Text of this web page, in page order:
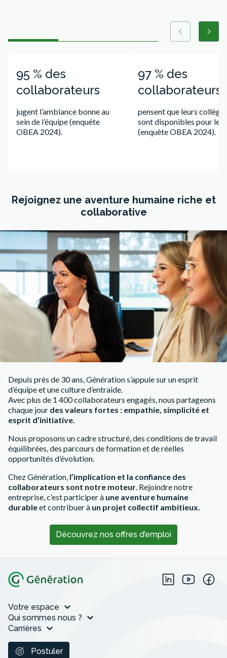
Diapositive numéro 1
Précédent
95 % des
collaborateurs
jugent l’ambiance bonne au
sein de l’équipe (enquête
OBEA 2024).
97 % des
collaborateurs
pensent que leurs
sont disponibles pour les
(enquête OBEA 2024).
Rejoignez une aventure humaine riche et
collaborative
Depuis près de 30 ans, Génération s’appuie sur un esprit
d’équipe et une culture d’entraide.
Avec plus de 1 400 collaborateurs engagés, nous partageons
chaque jour des valeurs fortes : empathie, simplicité et
esprit d’initiative.
Nous proposons un cadre structuré, des conditions de travail
équilibrées, des parcours de formation et de réelles
opportunités d’évolution.
Chez Génération, l’implication et la confiance des
collaborateurs sont notre moteur. Rejoindre notre
entreprise, c’est participer à une aventure humaine
durableet contribuer à un projet collectif ambitieux.
Découvrez nos offres d’emploi
Votre espace
Qui sommes nous ?
Carrières
Postuler